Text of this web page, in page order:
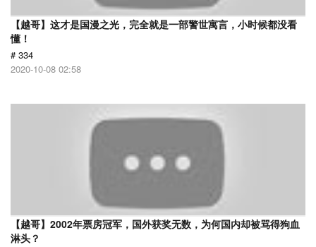
【越哥】这才是国漫之光，完全就是一部警世寓言，小时候都没看
懂！
# 334
2020-10-08 02:58
【越哥】2002年票房冠军，国外获奖无数，为何国内却被骂得狗血
淋头？